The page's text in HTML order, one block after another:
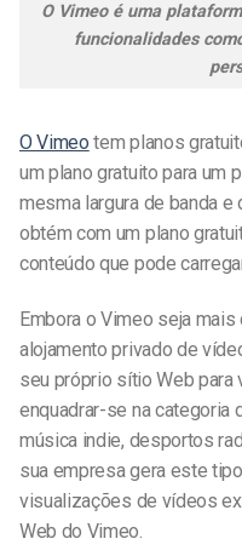
O Vimeo é uma
funcionalidades
O Vimeo tem planos
um plano gratuito para um
mesma largura de banda
obtém com um plano
conteúdo que pode
Embora o Vimeo seja
alojamento privado de
seu próprio sítio Web
enquadrar-se na categoria
música indie, desportos
sua empresa gera este
visualizações de vídeos
Web do Vimeo.